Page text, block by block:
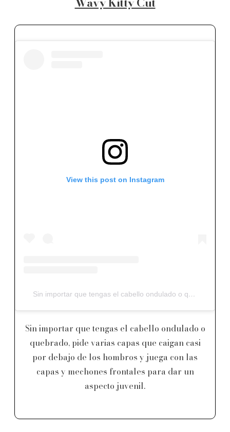
View this post on Instagram
Sin importar que tengas el cabello ondulado o quebrado, pide varias capas que caigan casi por debajo de los hombros y juega con las capas y mechones frontales para dar un aspecto juvenil.
Sin importar que tengas el cabello ondulado o
quebrado, pide varias capas que caigan casi
por debajo de los hombros y juega con las
capas y mechones frontales para dar un
aspecto juvenil.